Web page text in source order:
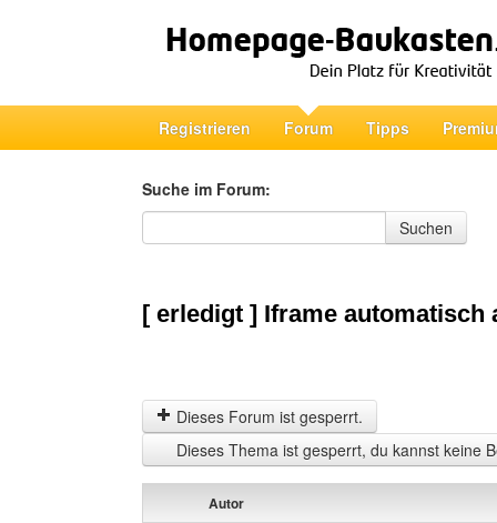
Registrieren Forum Tipps
Suche im Forum:
Suche im Forum
Suchen
[ erledigt ] Iframe automatisch
Dieses Forum ist gesperrt.
Dieses Thema ist gesperrt, du kannst keine
Autor